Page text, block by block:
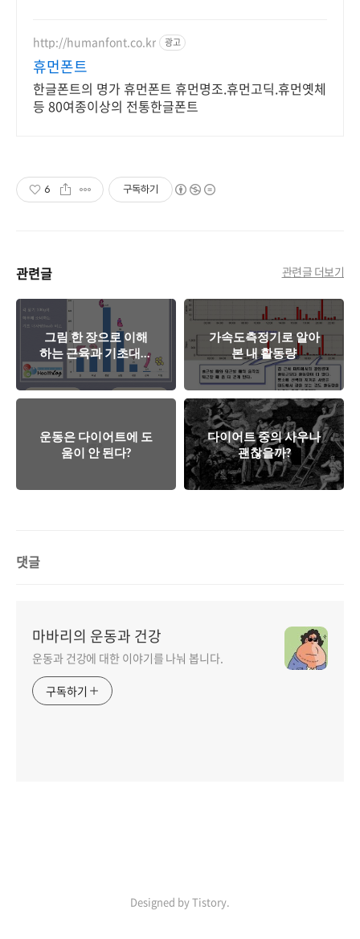
http://humanfont.co.kr 광고
휴먼폰트
한글폰트의 명가 휴먼폰트 휴먼명조.휴먼고딕.휴먼옛체
등 80여종이상의 전통한글폰트
6 구독하기
관련글 관련글 더보기
그림 한 장으로 이해
하는 근육과 기초대사
량
가속도측정기로 알아
본 내 활동량
운동은 다이어트에 도
움이 안 된다?
다이어트 중의 사우나
괜찮을까?
댓글
마바리의 운동과 건강
운동과 건강에 대한 이야기를 나눠 봅니다.
구독하기
Designed by Tistory.